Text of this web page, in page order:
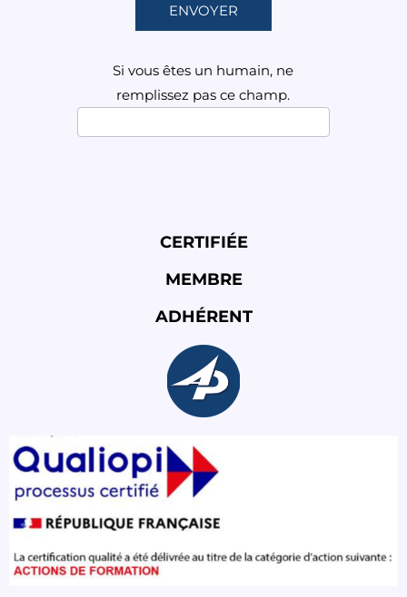
ENVOYER
Si vous êtes un humain, ne
remplissez pas ce champ.
CERTIFIÉE
MEMBRE
ADHÉRENT